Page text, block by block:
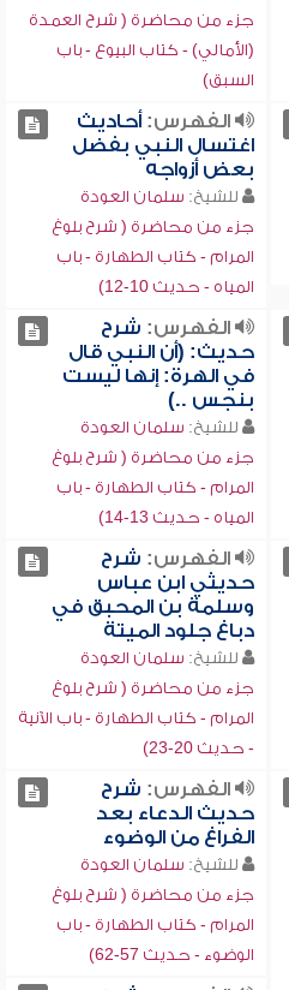
جزء من محاضرة ( شرح العمدة
(الأمالي) - كتاب البيوع - باب
السبق)
الفهرس:أحاديث
اغتسال النبي بفضل
بعض أزواجه
للشيخ: سلمان العودة
جزء من محاضرة ( شرح بلوغ
المرام - كتاب الطهارة - باب
المياه - حديث 10-12)
الفهرس: شرح
حديث: (أن النبي قال
في الهرة: إنها ليست
بنجس ..)
للشيخ: سلمان العودة
جزء من محاضرة ( شرح بلوغ
المرام - كتاب الطهارة - باب
المياه - حديث 13-14)
الفهرس: شرح
حديثي ابن عباس
وسلمة بن المحبق في
دباغ جلود الميتة
للشيخ: سلمان العودة
جزء من محاضرة ( شرح بلوغ
المرام - كتاب الطهارة - باب الآنية
- حديث 20-23)
الفهرس: شرح
حديث الدعاء بعد
الفراغ من الوضوء
للشيخ: سلمان العودة
جزء من محاضرة ( شرح بلوغ
المرام - كتاب الطهارة - باب
الوضوء - حديث 57-62)